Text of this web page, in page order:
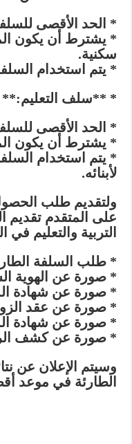
* الحد الأقصى للسلفة: 1000
* يشترط أن يكون
سكنية.
* يتم استخدام
* **سلف التعليم:**
* الحد الأقصى للسلفة: 1000
* يشترط أن يكون
* يتم استخدام
لأبنائه.
ولتقديم طلب
على المتقدم تقديم
التربية والتعليم
* طلب السلفة
* صورة عن الهوية
* صورة عن شهادة
* صورة عن عقد
* صورة عن شهادة
* صورة عن كشف
وسيتم الإعلان عن
الطارئة في موعد